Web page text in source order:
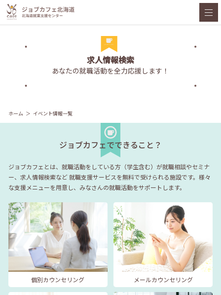
求人情報検索
あなたの就職活動を全力応援します！
ホーム イベント情報一覧
ジョブカフェでできること？
ジョブカフェとは、就職活動をしている方（学生含む）が就職相談やセミナ
ー、求人情報検索など就職支援サービスを無料で受けられる施設です。様々
な支援メニューを用意し、みなさんの就職活動をサポートします。
個別カウンセリング メールカウンセリング